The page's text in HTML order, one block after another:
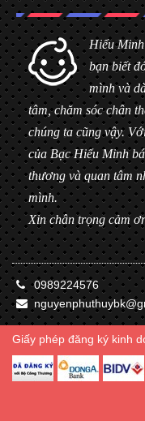
Hiểu
bạn biết
mình và
tâm, chăm sóc chân
chúng ta cũng vậy.
của Bạc Hiểu Minh
thương và quan tâm
mình.
Xin chân trọng cảm
0989224576
Giấy phép đăng ký kinh